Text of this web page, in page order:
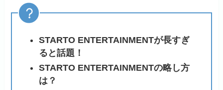
STARTO ENTERTAINMENTが長すぎ
ると話題！
STARTO ENTERTAINMENTの略し方
は？